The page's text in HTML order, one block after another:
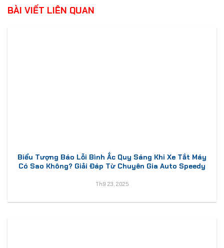
BÀI VIẾT LIÊN QUAN
Biểu Tượng Báo Lỗi Bình Ắc Quy Sáng Khi Xe Tắt Máy
Có Sao Không? Giải Đáp Từ Chuyên Gia Auto Speedy
Th9 23, 2025